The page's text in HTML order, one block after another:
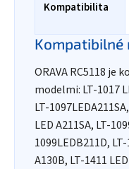
Kompatibilita
Kompatibilné
ORAVA RC5118 je
modelmi: LT-1017
LT-
LED A211SA, LT-
1099LEDB211D,
A130B, LT-1411